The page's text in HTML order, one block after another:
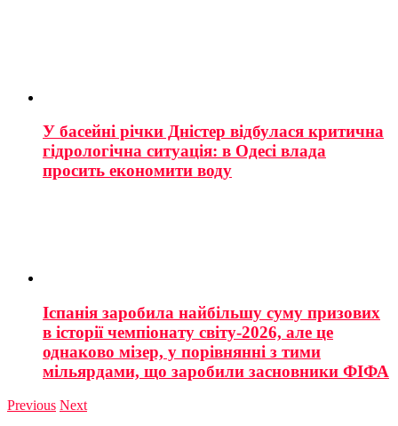
У басейні річки Дністер відбулася критична
гідрологічна ситуація: в Одесі влада
просить економити воду
Іспанія заробила найбільшу суму призових
в історії чемпіонату світу-2026, але це
однаково мізер, у порівнянні з тими
мільярдами, що заробили засновники ФІФА
Previous Next